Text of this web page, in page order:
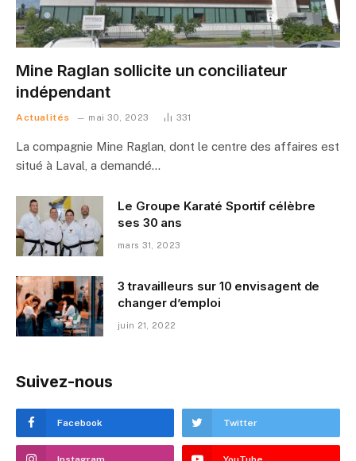
Mine Raglan sollicite un conciliateur
indépendant
Actualités mai 30, 2023 331
La compagnie Mine Raglan, dont le centre des affaires est
situé à Laval, a demandé…
Le Groupe Karaté Sportif célèbre
ses 30 ans
mars 31, 2023
3 travailleurs sur 10 envisagent de
changer d’emploi
juin 21, 2022
Suivez-nous
Facebook Twitter